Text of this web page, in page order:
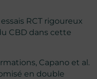
RCT rigoureux
CBD dans cette
Capano et al.
en double